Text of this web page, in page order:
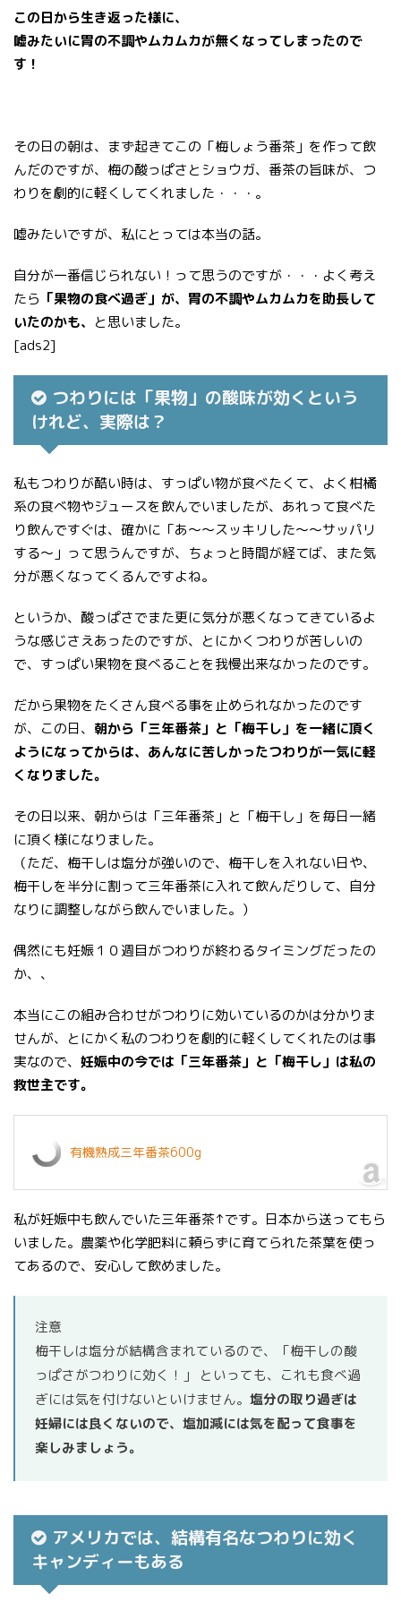
この日から生き返った様に、
嘘みたいに胃の不調やムカムカが無くなってしまったので
す！
その日の朝は、まず起きてこの「梅しょう番茶」を作って飲
んだのですが、梅の酸っぱさとショウガ、番茶の旨味が、つ
わりを劇的に軽くしてくれました・・・。
嘘みたいですが、私にとっては本当の話。
自分が一番信じられない！って思うのですが・・・よく考え
たら 「果物の食べ過ぎ」が、胃の不調やムカムカを助長して
いたのかも、 と思いました。
[ads2]
つわりには「果物」の酸味が効くという
けれど、実際は？
私もつわりが酷い時は、すっぱい物が食べたくて、よく柑橘
系の食べ物やジュースを飲んでいましたが、あれって食べた
り飲んですぐは、確かに「あ〜〜スッキリした〜〜サッパリ
する〜」って思うんですが、ちょっと時間が経てば、また気
分が悪くなってくるんですよね。
というか、酸っぱさでまた更に気分が悪くなってきているよ
うな感じさえあったのですが、とにかくつわりが苦しいの
で、すっぱい果物を食べることを我慢出来なかったのです。
だから果物をたくさん食べる事を止められなかったのです
が、この日、 朝から「三年番茶」と「梅干し」を一緒に頂く
ようになってからは、あんなに苦しかったつわりが一気に軽
くなりました。
その日以来、朝からは「三年番茶」と「梅干し」を毎日一緒
に頂く様になりました。
（ただ、梅干しは塩分が強いので、梅干しを入れない日や、
梅干しを半分に割って三年番茶に入れて飲んだりして、自分
なりに調整しながら飲んでいました。）
偶然にも妊娠１０週目がつわりが終わるタイミングだったの
か、、
本当にこの組み合わせがつわりに効いているのかは分かりま
せんが、とにかく私のつわりを劇的に軽くしてくれたのは事
実なので、 妊娠中の今では「三年番茶」と「梅干し」は私の
救世主です。
有機熟成三年番茶600g
私が妊娠中も飲んでいた三年番茶↑です。日本から送ってもら
いました。農薬や化学肥料に頼らずに育てられた茶葉を使っ
てあるので、安心して飲めました。
注意
梅干しは塩分が結構含まれているので、「梅干しの酸
っぱさがつわりに効く！」 といっても、これも食べ過
ぎには気を付けないといけません。塩分の取り過ぎは
妊婦には良くないので、塩加減には気を配って食事を
楽しみましょう。
アメリカでは、結構有名なつわりに効く
キャンディーもある